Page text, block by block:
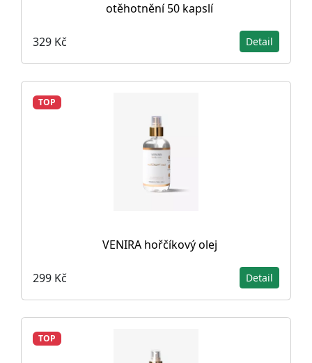
otěhotnění 50 kapslí
329 Kč Detail
TOP
VENIRA hořčíkový olej
299 Kč Detail
TOP